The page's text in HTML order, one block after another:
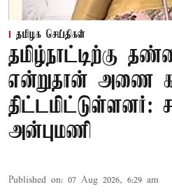
தமிழக செய்திகள்
தமிழ்நாட்டிற்கு
என்றுதான் அணை
திட்டமிட்டுள்ளனர்:
அன்புமணி
Published on: 07 Aug 2026, 6:29 am